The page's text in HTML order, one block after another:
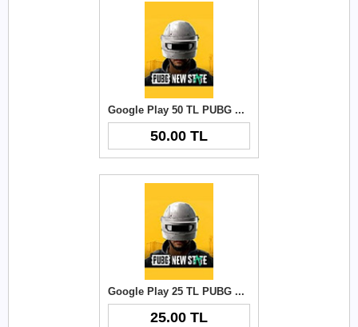
Google Play 50 TL PUBG New State NC
50.00 TL
Google Play 25 TL PUBG New State NC
25.00 TL